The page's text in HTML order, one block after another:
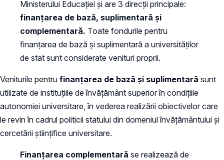
Ministerului Educației și are 3 direcții principale:
finanțarea de bază, suplimentară și
complementară. Toate fondurile pentru
finanțarea de bază și suplimentară a universităților
de stat sunt considerate venituri proprii.
Veniturile pentru finanțarea de bază și suplimentară sunt
utilizate de instituțiile de învățământ superior în condițiile
autonomiei universitare, în vederea realizării obiectivelor care
le revin în cadrul politicii statului din domeniul învățământului și
cercetării științifice universitare.
Finanţarea complementară se realizează de